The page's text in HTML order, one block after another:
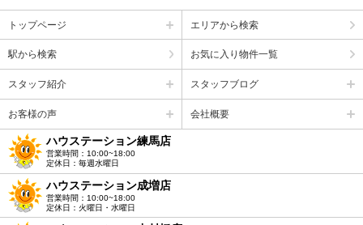
トップページ エリアから検索
駅から検索 お気に入り物件一覧
スタッフ紹介 スタッフブログ
お客様の声 会社概要
ハウステーション練馬店
営業時間：10:00~18:00
定休日：毎週水曜日
ハウステーション成増店
営業時間：10:00~18:00
定休日：火曜日・水曜日